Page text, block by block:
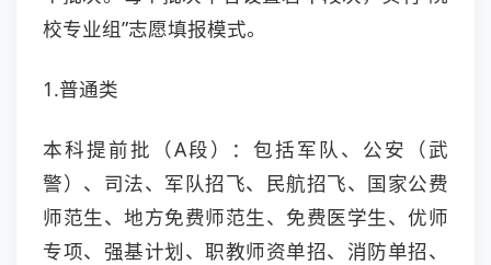
校专业组”志愿填报模式。
1.普通类
本科提前批（A段）：包括军队、公安（武
警）、司法、军队招飞、民航招飞、国家公费
师范生、地方免费师范生、免费医学生、优师
专项、强基计划、职教师资单招、消防单招、